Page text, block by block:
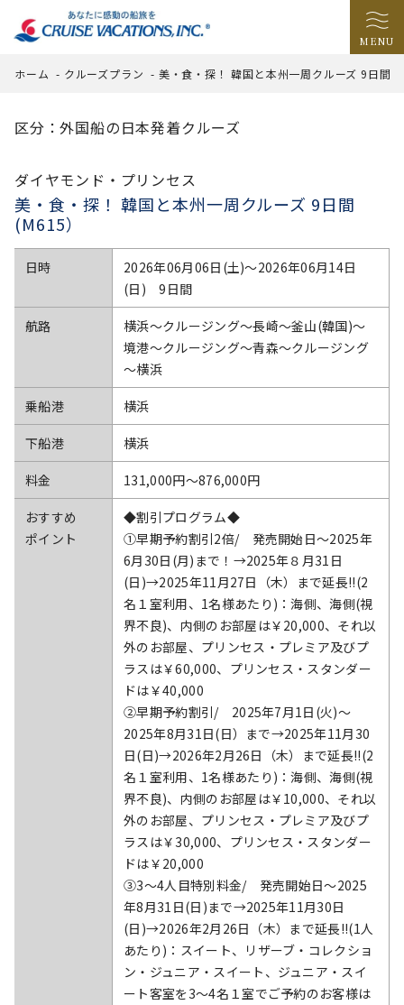
MENU
ホーム - クルーズプラン - 美・食・探！ 韓国と本州一周クルーズ 9日間
区分：外国船の日本発着クルーズ
ダイヤモンド・プリンセス
美・食・探！ 韓国と本州一周クルーズ 9日間
(M615）
日時
2026年06月06日(土)〜2026年06月14日
(日) 9日間
航路
横浜～クルージング～長崎～釜山(韓国)～
境港～クルージング～青森～クルージング
～横浜
乗船港 横浜
下船港 横浜
料金 131,000円〜876,000円
おすすめ
ポイント
◆割引プログラム◆
①早期予約割引2倍/ 発売開始日～2025年
6月30日(月)まで！→2025年８月31日
(日)→2025年11月27日（木）まで延長!!(2
名１室利用、1名様あたり)：海側、海側(視
界不良)、内側のお部屋は￥20,000、それ以
外のお部屋、プリンセス・プレミア及びプ
ラスは￥60,000、プリンセス・スタンダー
ドは￥40,000
②早期予約割引/ 2025年7月1日(火)～
2025年8月31日(日）まで→2025年11月30
日(日)→2026年2月26日（木）まで延長!!(2
名１室利用、1名様あたり)：海側、海側(視
界不良)、内側のお部屋は￥10,000、それ以
外のお部屋、プリンセス・プレミア及びプ
ラスは￥30,000、プリンセス・スタンダー
ドは￥20,000
③3～4人目特別料金/ 発売開始日～2025
年8月31日(日)まで→2025年11月30日
(日)→2026年2月26日（木）まで延長!!(1人
あたり)：スイート、リザーブ・コレクショ
ン・ジュニア・スイート、ジュニア・スイ
ート客室を3～4名１室でご予約のお客様は